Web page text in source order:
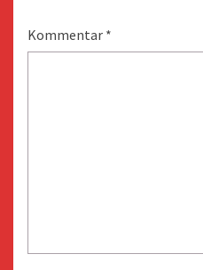
Kommentar *